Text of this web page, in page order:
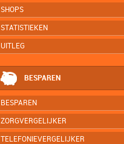
SHOPS
STATISTIEKEN
UITLEG
BESPAREN
BESPAREN
ZORGVERGELIJKER
TELEFONIEVERGELIJKER